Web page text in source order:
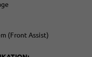
(Front Assist)